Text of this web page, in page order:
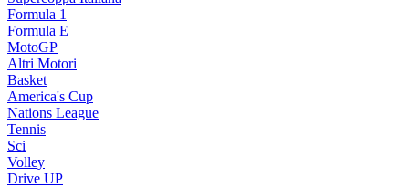
Formula 1
Formula E
MotoGP
Altri Motori
Basket
America's Cup
Nations League
Tennis
Sci
Volley
Drive UP